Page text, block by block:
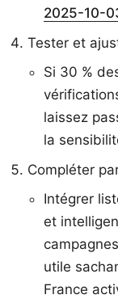
2025-10-
Tester et
Si 30 %
laissez
la
Compléter
Intégrer
et
utile
France